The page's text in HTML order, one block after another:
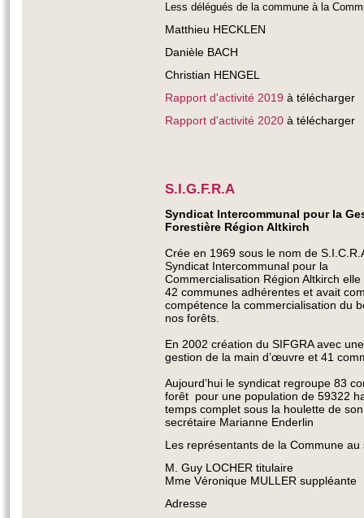
Less délégués de la commune à la
Matthieu HECKLEN
Danièle BACH
Christian HENGEL
Rapport d'activité 2019 à télécharger
Rapport d'activité 2020à télécharger
S.I.G.F.R.A
Syndicat Intercommunal pour la
Forestière Région Altkirch
Crée en 1969 sous le nom de
Syndicat Intercommunal pour la
Commercialisation Région Altkirch elle
42 communes adhérentes et avait
compétence la commercialisation du
nos forêts.
En 2002 création du SIFGRA avec
gestion de la main d’œuvre et 41
Aujourd’hui le syndicat regroupe 83
forêt pour une population de 59322
temps complet sous la houlette de
secrétaire Marianne Enderlin
Les représentants de la Commune
M. Guy LOCHER titulaire
Mme Véronique MULLER suppléante
Adresse